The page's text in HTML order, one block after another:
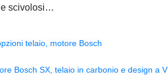
e scivolosi…
telaio, motore Bosch
Bosch SX, telaio in carbonio e design a V